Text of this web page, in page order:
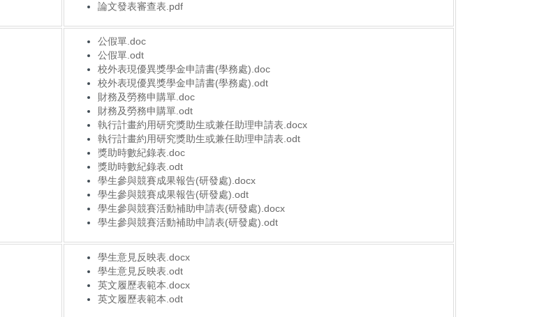
論文發表審查表.pdf
公假單.doc
公假單.odt
校外表現優異獎學金申請書(學務處).doc
校外表現優異獎學金申請書(學務處).odt
財務及勞務申購單.doc
財務及勞務申購單.odt
執行計畫約用研究獎助生或兼任助理申請表.docx
執行計畫約用研究獎助生或兼任助理申請表.odt
獎助時數紀錄表.doc
獎助時數紀錄表.odt
學生參與競賽成果報告(研發處).docx
學生參與競賽成果報告(研發處).odt
學生參與競賽活動補助申請表(研發處).docx
學生參與競賽活動補助申請表(研發處).odt
學生意見反映表.docx
學生意見反映表.odt
英文履歷表範本.docx
英文履歷表範本.odt